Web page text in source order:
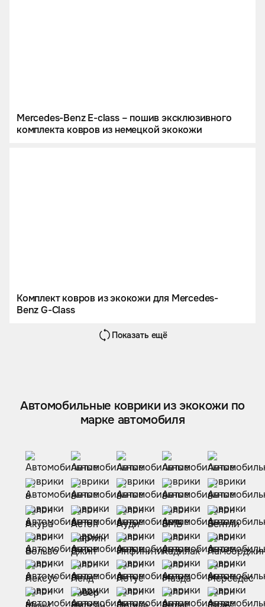
Mercedes-Benz E-class – пошив эксклюзивного
комплекта ковров из немецкой экокожи
Комплект ковров из экокожи для Mercedes-
Benz G-Class
Показать ещё
Автомобильные коврики из экокожи по
марке автомобиля